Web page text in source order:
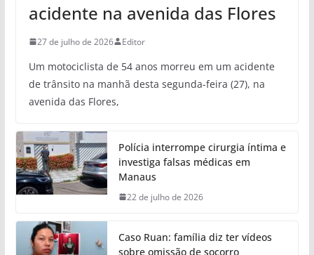
acidente na avenida das Flores
27 de julho de 2026 Editor
Um motociclista de 54 anos morreu em um acidente
de trânsito na manhã desta segunda-feira (27), na
avenida das Flores,
Polícia interrompe cirurgia íntima e
investiga falsas médicas em
Manaus
22 de julho de 2026
Caso Ruan: família diz ter vídeos
sobre omissão de socorro